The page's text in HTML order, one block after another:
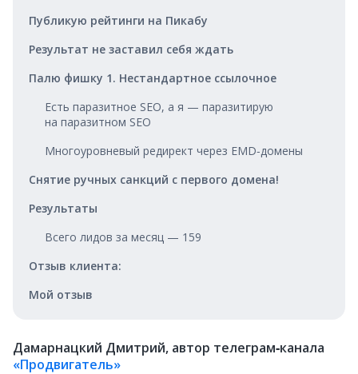
Публикую рейтинги на Пикабу
Результат не заставил себя ждать
Палю фишку 1. Нестандартное ссылочное
Есть паразитное SEO, а я — паразитирую
на паразитном SEO
Многоуровневый редирект через EMD‑домены
Снятие ручных санкций с первого домена!
Результаты
Всего лидов за месяц — 159
Отзыв клиента:
Мой отзыв
Дамарнацкий Дмитрий, автор телеграм‑канала
«Продвигатель»